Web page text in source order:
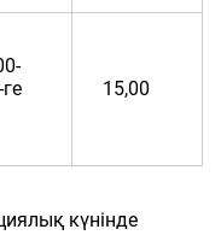
15,00
күнінде